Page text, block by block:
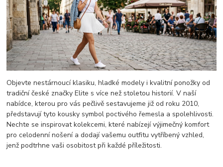
Objevte nestárnoucí klasiku, hladké modely i kvalitní ponožky od
tradiční české značky Elite s více než stoletou historií. V naší
nabídce, kterou pro vás pečlivě sestavujeme již od roku 2010,
představují tyto kousky symbol poctivého řemesla a spolehlivosti.
Nechte se inspirovat kolekcemi, které nabízejí výjimečný komfort
pro celodenní nošení a dodají vašemu outfitu vytříbený vzhled,
jenž podtrhne vaši osobitost při každé příležitosti.